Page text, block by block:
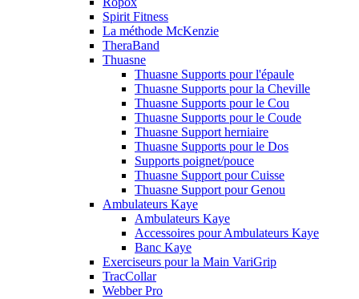
Spirit Fitness
La méthode McKenzie
TheraBand
Thuasne
Thuasne Supports pour l'épaule
Thuasne Supports pour la Cheville
Thuasne Supports pour le Cou
Thuasne Supports pour le Coude
Thuasne Support herniaire
Thuasne Supports pour le Dos
Supports poignet/pouce
Thuasne Support pour Cuisse
Thuasne Support pour Genou
Ambulateurs Kaye
Ambulateurs Kaye
Accessoires pour Ambulateurs Kaye
Banc Kaye
Exerciseurs pour la Main VariGrip
TracCollar
Webber Pro